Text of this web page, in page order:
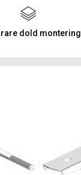
dold montering